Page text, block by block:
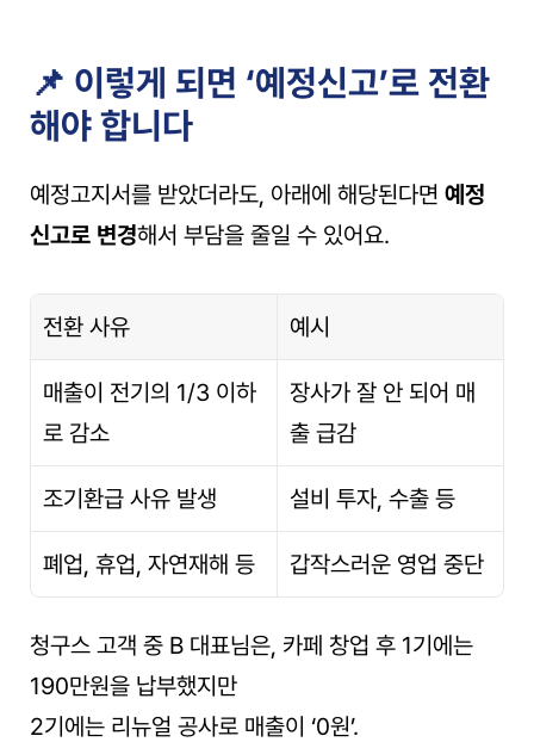
📌 이렇게 되면 ‘예정신고’로 전환
해야 합니다
예정고지서를 받았더라도, 아래에 해당된다면 예정
신고로 변경해서 부담을 줄일 수 있어요.
전환 사유 예시
매출이 전기의 1/3 이하
로 감소
장사가 잘 안 되어 매
출 급감
조기환급 사유 발생 설비 투자, 수출 등
폐업, 휴업, 자연재해 등 갑작스러운 영업 중단
청구스 고객 중 B 대표님은, 카페 창업 후 1기에는
190만원을 납부했지만
2기에는 리뉴얼 공사로 매출이 ‘0원’.